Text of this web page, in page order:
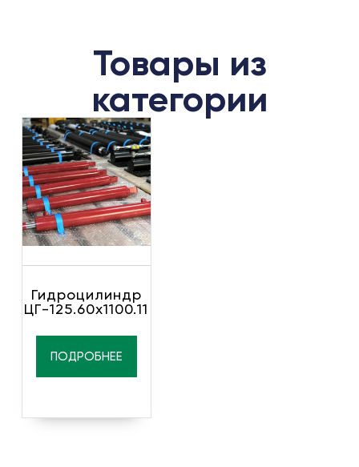
Товары из
категории
Гидроцилиндр
ЦГ-125.60х1100.11
ПОДРОБНЕЕ